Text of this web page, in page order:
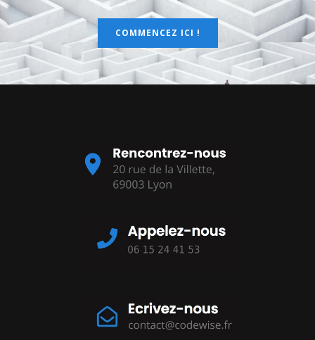
COMMENCEZ ICI !